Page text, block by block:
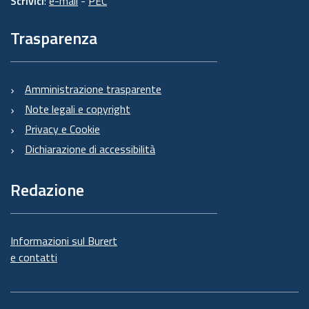
Trasparenza
Amministrazione trasparente
Note legali e copyright
Privacy e Cookie
Dichiarazione di accessibilità
Redazione
Informazioni sul Burert
e contatti